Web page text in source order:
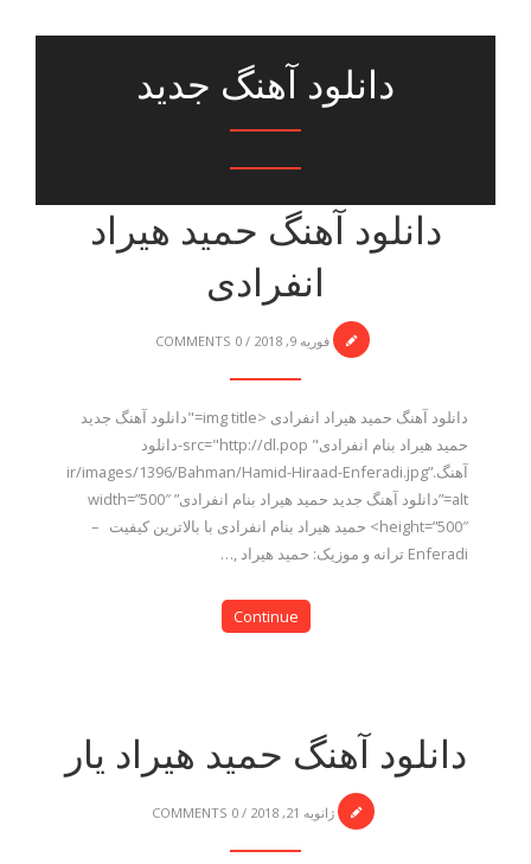
دانلود آهنگ جدید
دانلود آهنگ حمید هیراد
انفرادی
فوریه 9, 2018 /
0 COMMENTS
دانلود آهنگ حمید هیراد انفرادی <img title="دانلود آهنگ جدید
حمید هیراد بنام انفرادی" src="http://dl.pop-دانلود
آهنگ.ir/images/1396/Bahman/Hamid-Hiraad-Enferadi.jpg”
alt=”دانلود آهنگ جدید حمید هیراد بنام انفرادی” width=”500″
height=”500″> حمید هیراد بنام انفرادی با بالاترین کیفیت –
Enferadi ترانه و موزیک: حمید هیراد ,…
Continue
دانلود آهنگ حمید هیراد یار
ژانویه 21, 2018 /
0 COMMENTS